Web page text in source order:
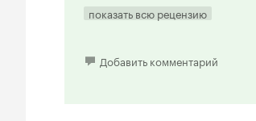
снайпера, лучшего стрелка
Гражданская. Стало быть
'навскидку' и вспомнить некого...
показать всю рецензию
Добавить комментарий